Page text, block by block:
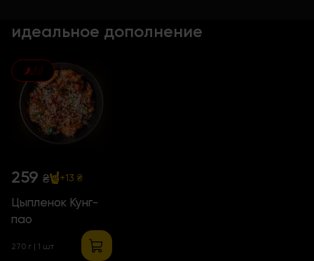
идеальное дополнение
259 ₴ +13 ₴
Цыпленок Кунг-
пао
270 г | 1 шт